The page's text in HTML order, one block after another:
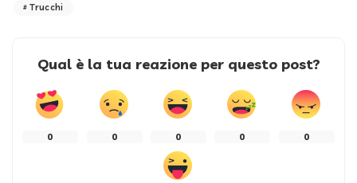
Trucchi
Qual è la tua reazione per questo post?
0 0 0 0 0